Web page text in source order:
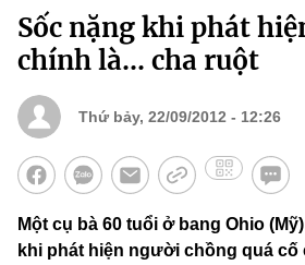
Sốc nặng khi phát
chính là... cha ruột
Thứ bảy, 22/09/2012 - 12:26
Một cụ bà 60 tuổi ở bang Ohio
khi phát hiện người chồng quá cố